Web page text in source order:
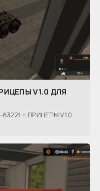
V1.0 ДЛЯ
+ ПРИЦЕПЫ V1.0